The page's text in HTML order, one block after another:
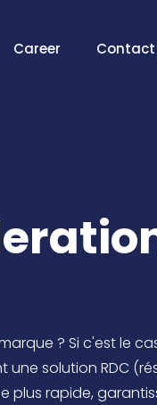
Career Contact
? Si c'est le
solution RDC
plus rapide,